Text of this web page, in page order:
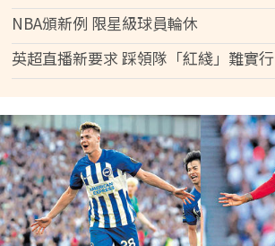
NBA頒新例 限星級球員輪休
英超直播新要求 踩領隊「紅綫」難實行